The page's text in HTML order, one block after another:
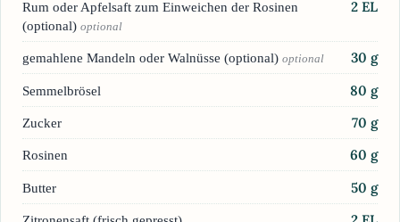
Rum oder Apfelsaft zum Einweichen der Rosinen
(optional) optional
2 EL
gemahlene Mandeln oder Walnüsse (optional) optional 30 g
Semmelbrösel 80 g
Zucker 70 g
Rosinen 60 g
Butter 50 g